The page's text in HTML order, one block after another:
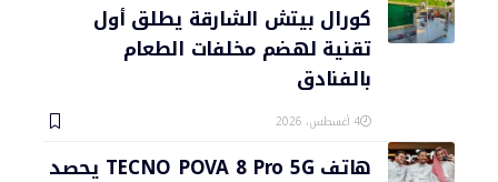
كورال بيتش الشارقة يطلق أول
تقنية لهضم مخلفات الطعام
بالفنادق
4 أغسطس، 2026
هاتف TECNO POVA 8 Pro 5G يحصد